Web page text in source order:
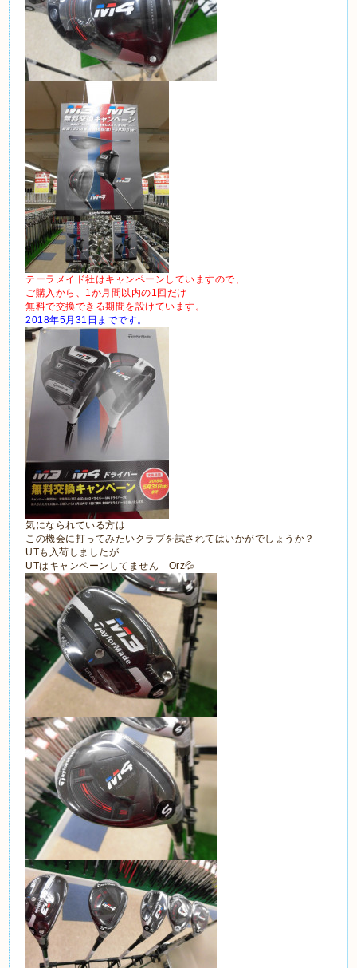
テーラメイド社はキャンペーンしていますので、
ご購入から、1か月間以内の1回だけ
無料で交換できる期間を設けています。
2018年5月31日までです。
気になられている方は
この機会に打ってみたいクラブを試されてはいかがでしょうか？
UTも入荷しましたが
UTはキャンペーンしてません Orz💦